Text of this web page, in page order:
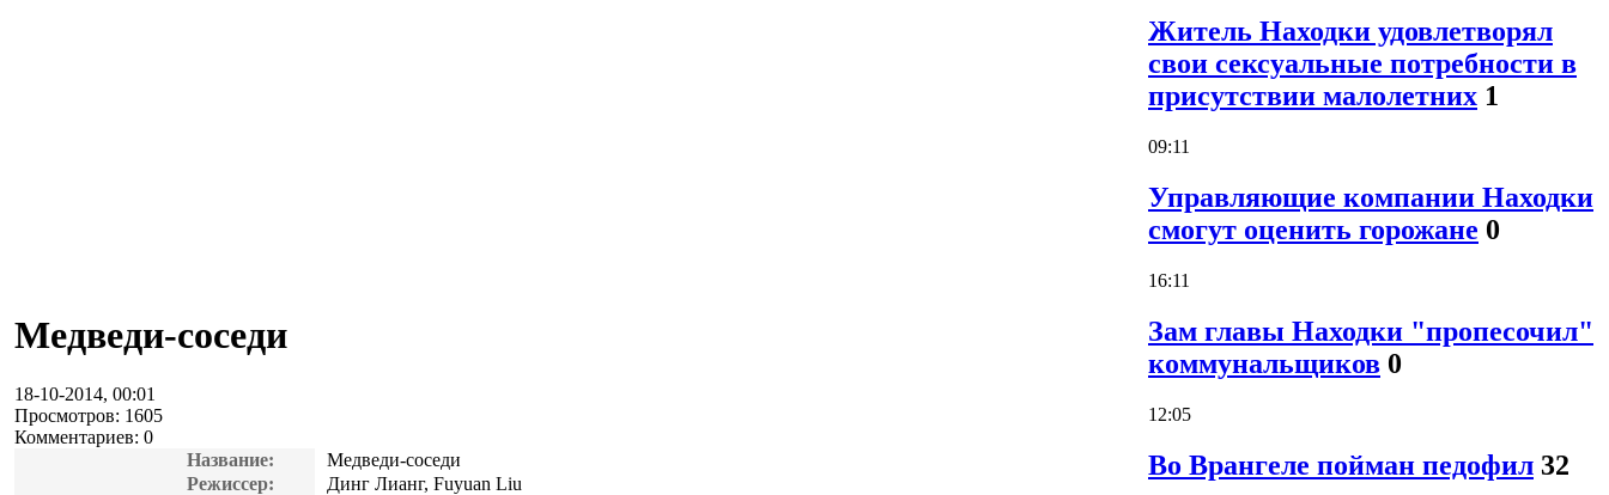
Медведи-соседи
18-10-2014, 00:01
Просмотров: 1605
Комментариев: 0
Название:
Медведи-соседи
Режиссер:
Динг Лианг, Fuyuan Liu
Житель Находки удовлетворял
свои сексуальные потребности в
присутствии малолетних 1
09:11
Управляющие компании Находки
смогут оценить горожане 0
16:11
Зам главы Находки "пропесочил"
коммунальщиков 0
12:05
Во Врангеле пойман педофил 32